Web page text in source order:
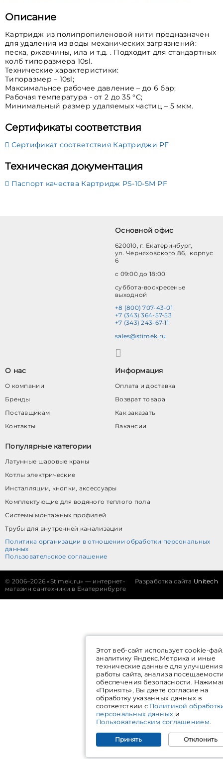
Описание
Картридж из полипропиленовой нити предназначен
для удаления из воды механических загрязнений:
песка, ржавчины, ила и т.д. . Подходит для стандартных
колб типоразмера 10sl.
Технические характеристики:
Типоразмер – 10sl;
Максимальное рабочее давление – до 6 бар;
Рабочая температура - от 2 до 35 °С;
Минимальный размер удаляемых частиц – 5 мкм.
Сертификаты соответствия
Сертификат соответствия Картриджи PF
Техническая документация
Паспорт качества Картридж PS-10-5M PF
Основной офис
620010, г. Екатеринбург,
ул. Черняховского 86, корпус
6
с 09:00 до 18:00
суббота-воскресенье
выходной
+8 (800) 707-43-01
+7 (343) 364-57-53
+7 (343) 243-67-11
sales@stimek.ru
О нас
О компании
Бренды
Поставщикам
Контакты
Информация
Оплата и доставка
Возврат товара
Как заказать
Вакансии
Популярные категории
Латунные шаровые краны
Котлы электрические
Инсталляции, кнопки, аксессуары
Комплектующие для водяного теплого пола
Системы монтажных профилей
Трубы для внутренней канализации
Политика организации в отношении обработки персональных
данных
Пользовательское соглашение
© 2006–2026 «Stimek.ru» — интернет-
магазин сантехники в Екатеринбурге
Разработка сайта Unitech
Этот веб-сайт использует cookie-
аналитику Яндекс.Метрика и иные
технические данные для улучшения
работы сайта, анализа
обеспечения безопасности.
«Принять», Вы даете согласие на
обработку указанных данных в
соответствии с Политикой
персональных данных и
Пользовательским соглашением.
Принять Отклонить